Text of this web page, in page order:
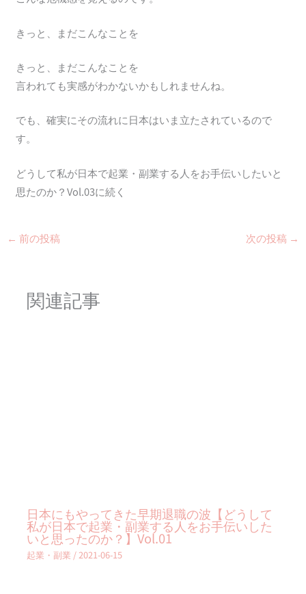
きっと、まだこんなことを
きっと、まだこんなことを
言われても実感がわかないかもしれませんね。
でも、確実にその流れに日本はいま立たされているので
す。
どうして私が日本で起業・副業する人をお手伝いしたいと
思たのか？Vol.03に続く
← 前の投稿 次の投稿 →
関連記事
日本にもやってきた早期退職の波【どうして
私が日本で起業・副業する人をお手伝いした
いと思ったのか？】Vol.01
起業・副業 / 2021-06-15